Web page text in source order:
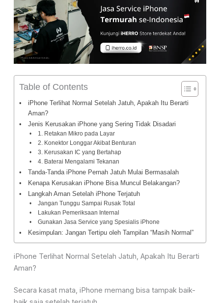
Table of Contents
iPhone Terlihat Normal Setelah Jatuh, Apakah Itu Berarti
Aman?
Jenis Kerusakan iPhone yang Sering Tidak Disadari
1. Retakan Mikro pada Layar
2. Konektor Longgar Akibat Benturan
3. Kerusakan IC yang Bertahap
4. Baterai Mengalami Tekanan
Tanda-Tanda iPhone Pernah Jatuh Mulai Bermasalah
Kenapa Kerusakan iPhone Bisa Muncul Belakangan?
Langkah Aman Setelah iPhone Terjatuh
Jangan Tunggu Sampai Rusak Total
Lakukan Pemeriksaan Internal
Gunakan Jasa Service yang Spesialis iPhone
Kesimpulan: Jangan Tertipu oleh Tampilan “Masih Normal”
iPhone Terlihat Normal Setelah Jatuh, Apakah Itu Berarti
Aman?
Secara kasat mata, iPhone memang bisa tampak baik-